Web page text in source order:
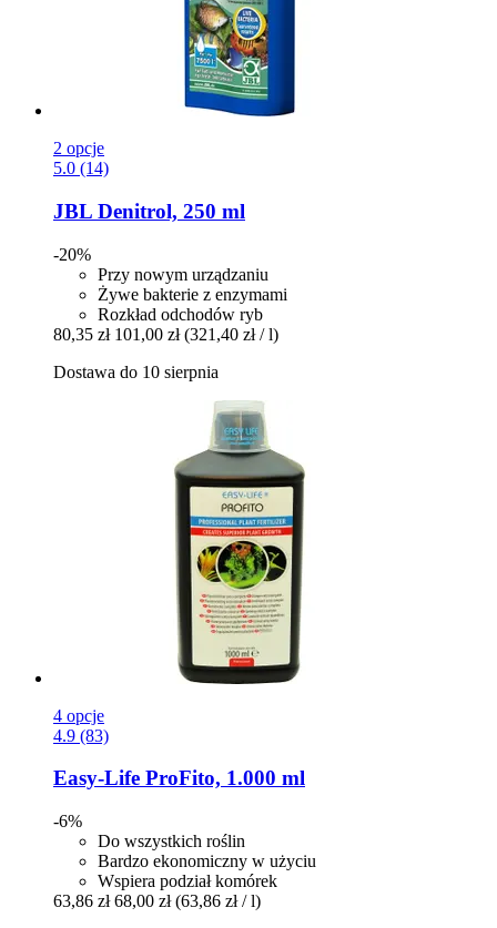
2 opcje
5.0 (14)
JBL Denitrol, 250 ml
-20%
Przy nowym urządzaniu
Żywe bakterie z enzymami
Rozkład odchodów ryb
80,35 zł 101,00 zł (321,40 zł / l)
Dostawa do 10 sierpnia
4 opcje
4.9 (83)
Easy-Life ProFito, 1.000 ml
-6%
Do wszystkich roślin
Bardzo ekonomiczny w użyciu
Wspiera podział komórek
63,86 zł 68,00 zł (63,86 zł / l)